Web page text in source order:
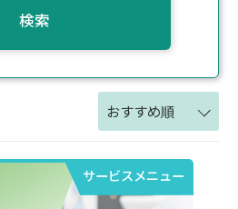
検索
おすすめ順
サービスメニュー